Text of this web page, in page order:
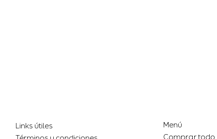
Links útiles
Menú
Comprar todo